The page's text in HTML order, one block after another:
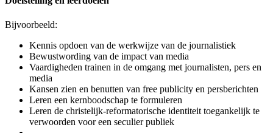
Bijvoorbeeld:
Kennis opdoen van de werkwijze van de journalistiek
Bewustwording van de impact van media
Vaardigheden trainen in de omgang met journalisten, pers en
media
Kansen zien en benutten van free publicity en persberichten
Leren een kernboodschap te formuleren
Leren de christelijk-reformatorische identiteit toegankelijk te
verwoorden voor een seculier publiek